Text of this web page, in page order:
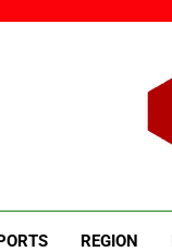
REGION